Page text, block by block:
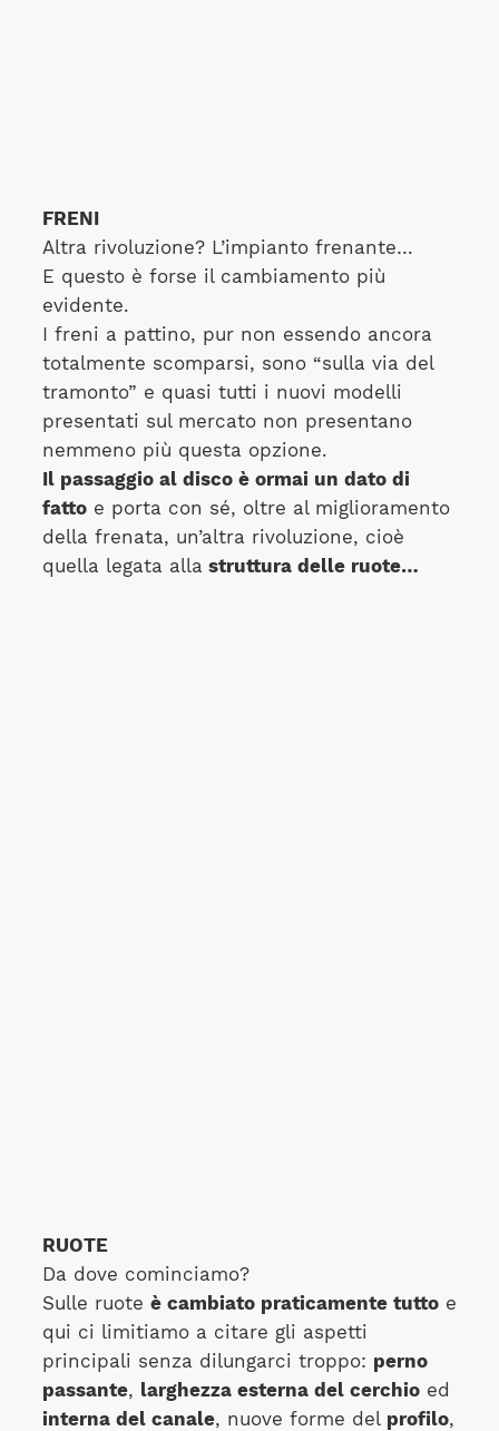
FRENI
Altra rivoluzione? L’impianto frenante…
E questo è forse il cambiamento più
evidente.
I freni a pattino, pur non essendo ancora
totalmente scomparsi, sono “sulla via del
tramonto” e quasi tutti i nuovi modelli
presentati sul mercato non presentano
nemmeno più questa opzione.
Il passaggio al disco è ormai un dato di
fattoe porta con sé, oltre al miglioramento
della frenata, un’altra rivoluzione, cioè
quella legata allastruttura delle ruote…
RUOTE
Da dove cominciamo?
Sulle ruote è cambiato praticamente tuttoe
qui ci limitiamo a citare gli aspetti
principali senza dilungarci troppo: perno
passante, larghezza esterna del cerchioed
interna del canale, nuove forme del profilo,